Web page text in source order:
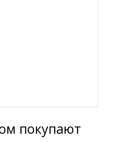
покупают